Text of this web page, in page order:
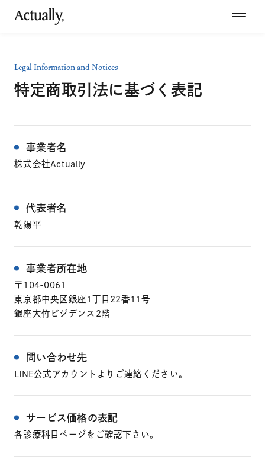
Legal Information and Notices
特定商取引法に基づく表記
事業者名
株式会社Actually
代表者名
乾陽平
事業者所在地
〒104-0061
東京都中央区銀座1丁目22番11号
銀座大竹ビジデンス2階
問い合わせ先
LINE公式アカウント よりご連絡ください。
サービス価格の表記
各診療科目ページをご確認下さい。